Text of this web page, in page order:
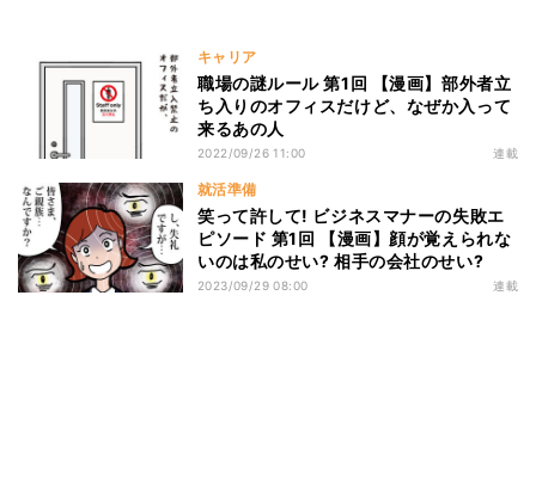
キャリア
職場の謎ルール 第1回 【漫画】部外者立
ち入りのオフィスだけど、なぜか入って
来るあの人
2022/09/26 11:00 連載
就活準備
笑って許して! ビジネスマナーの失敗エ
ピソード 第1回 【漫画】顔が覚えられな
いのは私のせい? 相手の会社のせい?
2023/09/29 08:00 連載